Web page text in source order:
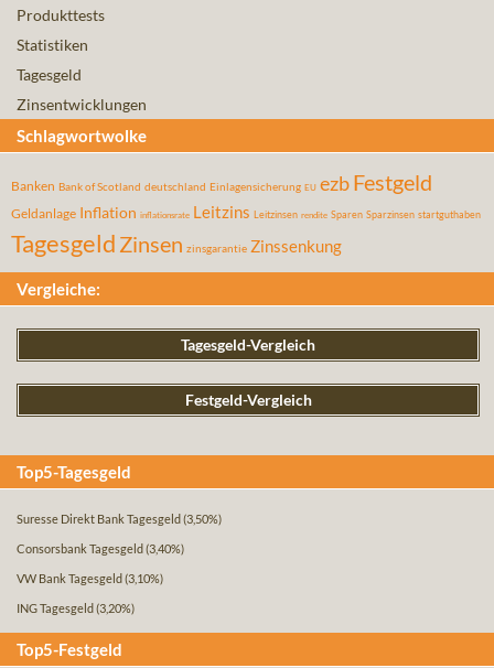
Produkttests
Statistiken
Tagesgeld
Zinsentwicklungen
Schlagwortwolke
Banken Bank of Scotland deutschland Einlagensicherung EU ezbFestgeld
Geldanlage Inflation inflationsrate Leitzins Leitzinsen rendite Sparen Sparzinsen startguthaben
Tagesgeld Zinsen zinsgarantie Zinssenkung
Vergleiche:
Tagesgeld-Vergleich
Festgeld-Vergleich
Top5-Tagesgeld
Suresse Direkt Bank Tagesgeld (3,50%)
Consorsbank Tagesgeld (3,40%)
VW Bank Tagesgeld (3,10%)
ING Tagesgeld (3,20%)
Top5-Festgeld